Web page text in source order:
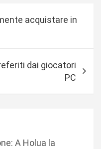
acquistare in
dai giocatori
PC
A Holua la